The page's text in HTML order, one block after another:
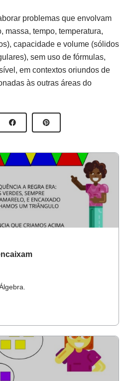
problemas que envolvam
massa, tempo, temperatura,
capacidade e volume (sólidos
sem uso de fórmulas,
em contextos oriundos de
às outras áreas do